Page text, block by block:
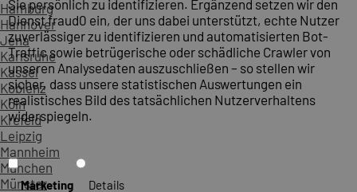
Hamburg
Hannover
Jena
Karlsruhe
Kassel
Koblenz
Köln
Krefeld
Leipzig
Mannheim
München
Münster
Sie persönlich zu identifizieren. Ergänzend setzen wir den
Dienst fraud0 ein, der uns dabei unterstützt, echte Nutzer
zuverlässiger zu identifizieren und automatisierten Bot-
Traffic sowie betrügerische oder schädliche Crawler von
unseren Analysedaten auszuschließen – so stellen wir
sicher, dass unsere statistischen Auswertungen ein
realistisches Bild des tatsächlichen Nutzerverhaltens
widerspiegeln.
Marketing Details